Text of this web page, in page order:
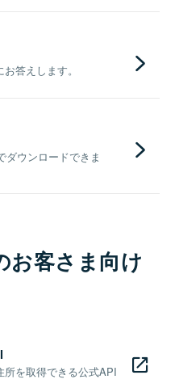
答えします。
ダウンロードできま
お客さま向け
を取得できる公式API